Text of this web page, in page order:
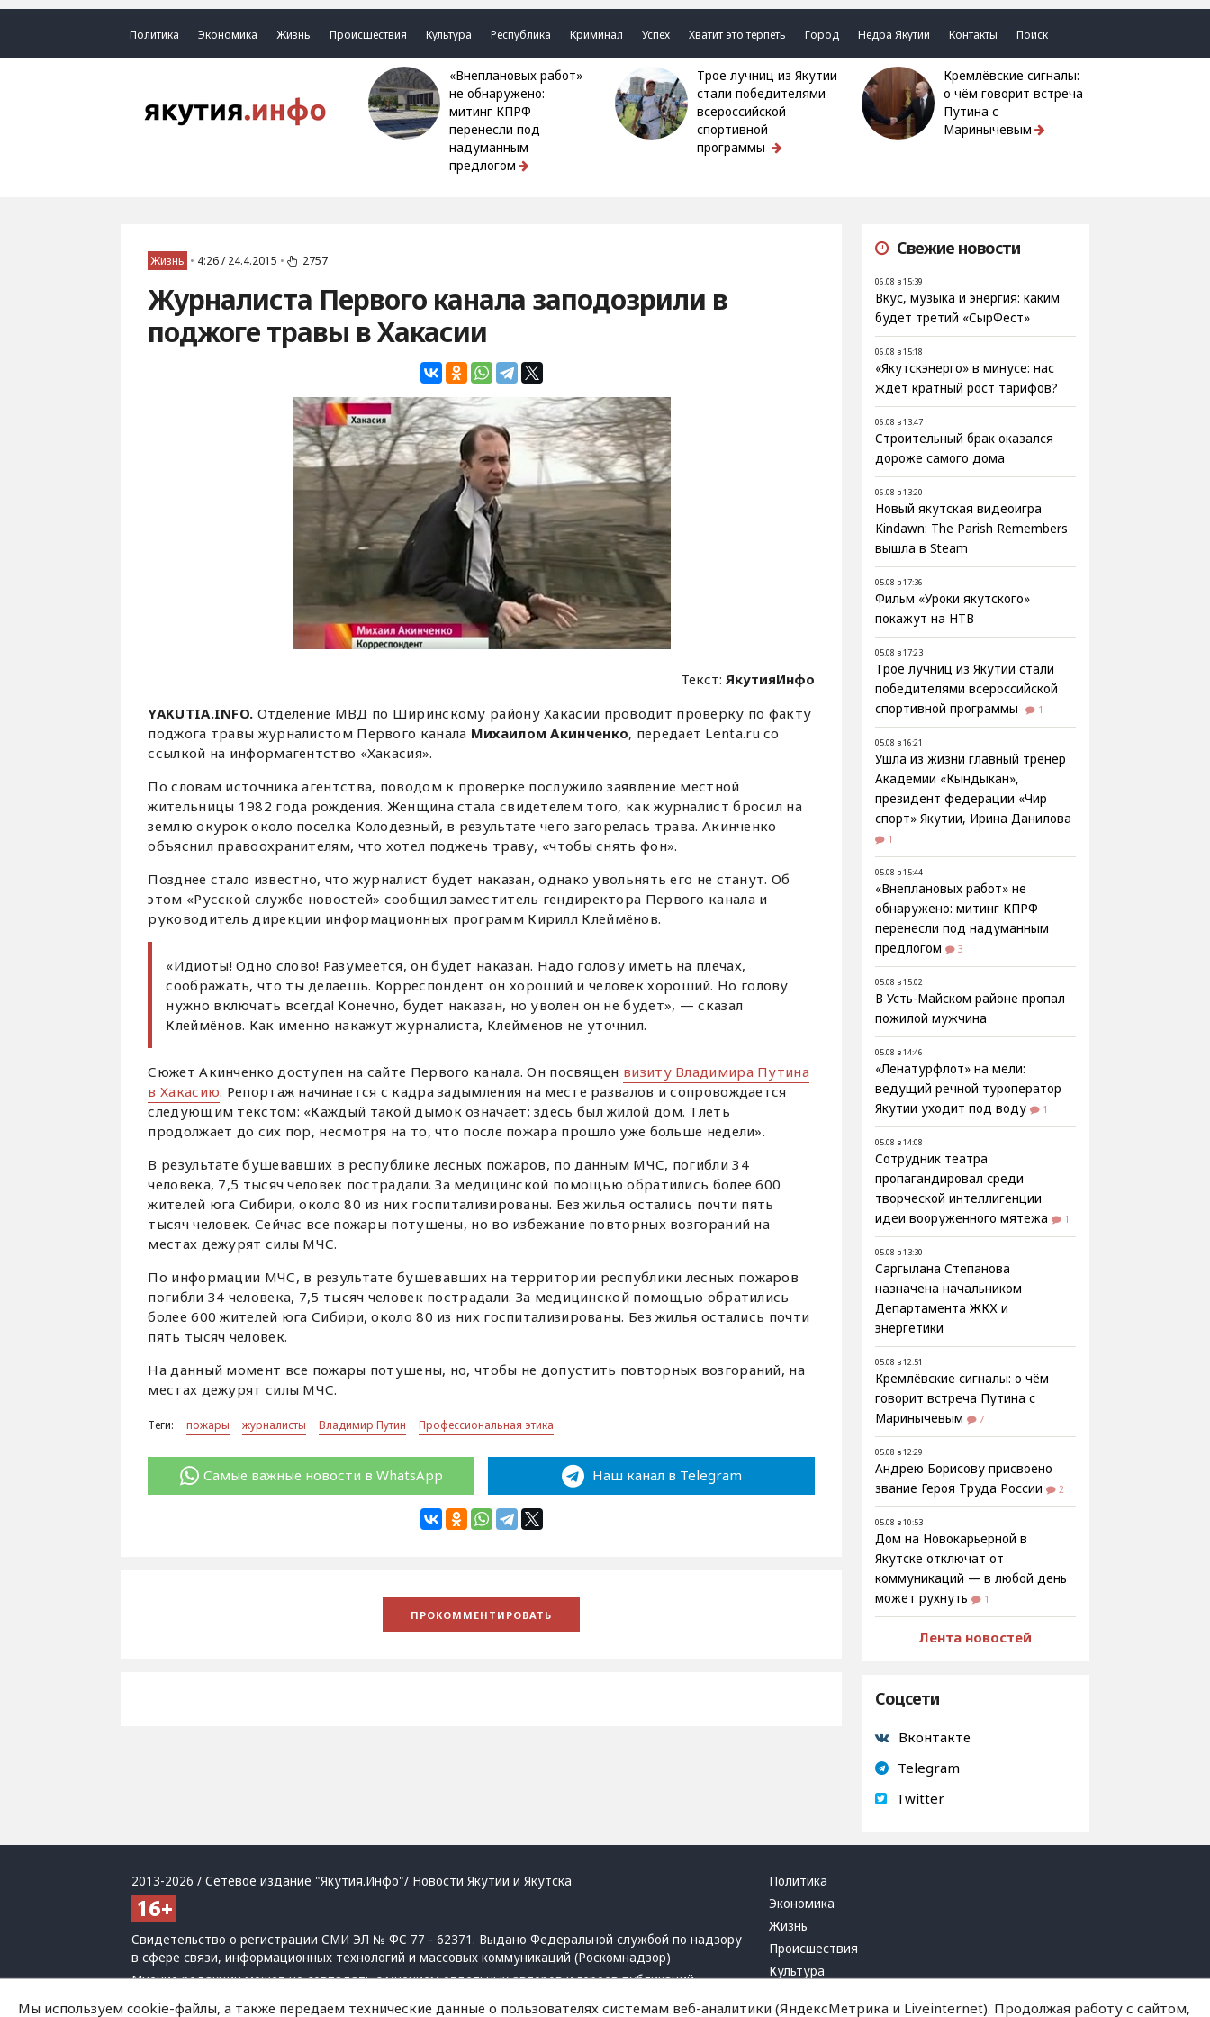
Политика Экономика Жизнь Происшествия Культура Республика Криминал Успех Хватит это терпеть Город Недра Якутии Контакты Поиск
«Внеплановых работ»
не обнаружено:
митинг КПРФ
перенесли под
надуманным
предлогом
Трое лучниц из Якутии
стали победителями
всероссийской
спортивной
программы
Кремлёвские сигналы:
о чём говорит встреча
Путина с
Маринычевым
Жизнь • 4:26 / 24.4.2015 • 2757
Журналиста Первого канала заподозрили в
поджоге травы в Хакасии
Текст:ЯкутияИнфо
YAKUTIA.INFO. Отделение МВД по Ширинскому району Хакасии проводит проверку по факту
поджога травы журналистом Первого канала Михаилом Акинченко, передает Lenta.ru со
ссылкой на информагентство «Хакасия».
По словам источника агентства, поводом к проверке послужило заявление местной
жительницы 1982 года рождения. Женщина стала свидетелем того, как журналист бросил на
землю окурок около поселка Колодезный, в результате чего загорелась трава. Акинченко
объяснил правоохранителям, что хотел поджечь траву, «чтобы снять фон».
Позднее стало известно, что журналист будет наказан, однако увольнять его не станут. Об
этом «Русской службе новостей» сообщил заместитель гендиректора Первого канала и
руководитель дирекции информационных программ Кирилл Клеймёнов.
«Идиоты! Одно слово! Разумеется, он будет наказан. Надо голову иметь на плечах,
соображать, что ты делаешь. Корреспондент он хороший и человек хороший. Но голову
нужно включать всегда! Конечно, будет наказан, но уволен он не будет», — сказал
Клеймёнов. Как именно накажут журналиста, Клейменов не уточнил.
Сюжет Акинченко доступен на сайте Первого канала. Он посвящен визиту Владимира Путина
в Хакасию. Репортаж начинается с кадра задымления на месте развалов и сопровождается
следующим текстом: «Каждый такой дымок означает: здесь был жилой дом. Тлеть
продолжает до сих пор, несмотря на то, что после пожара прошло уже больше недели».
В результате бушевавших в республике лесных пожаров, по данным МЧС, погибли 34
человека, 7,5 тысяч человек пострадали. За медицинской помощью обратились более 600
жителей юга Сибири, около 80 из них госпитализированы. Без жилья остались почти пять
тысяч человек. Сейчас все пожары потушены, но во избежание повторных возгораний на
местах дежурят силы МЧС.
По информации МЧС, в результате бушевавших на территории республики лесных пожаров
погибли 34 человека, 7,5 тысяч человек пострадали. За медицинской помощью обратились
более 600 жителей юга Сибири, около 80 из них госпитализированы. Без жилья остались почти
пять тысяч человек.
На данный момент все пожары потушены, но, чтобы не допустить повторных возгораний, на
местах дежурят силы МЧС.
Теги: пожары журналисты Владимир Путин Профессиональная этика
Самые важные новости в WhatsApp Наш канал в Telegram
Свежие новости
06.08 в 15:39
Вкус, музыка и энергия: каким
будет третий «СырФест»
06.08 в 15:18
«Якутскэнерго» в минусе: нас
ждёт кратный рост тарифов?
06.08 в 13:47
Строительный брак оказался
дороже самого дома
06.08 в 13:20
Новый якутская видеоигра
Kindawn: The Parish Remembers
вышла в Steam
05.08 в 17:36
Фильм «Уроки якутского»
покажут на НТВ
05.08 в 17:23
Трое лучниц из Якутии стали
победителями всероссийской
спортивной программы
1
05.08 в 16:21
Ушла из жизни главный тренер
Академии «Кындыкан»,
президент федерации «Чир
спорт» Якутии, Ирина Данилова
1
05.08 в 15:44
«Внеплановых работ» не
обнаружено: митинг КПРФ
перенесли под надуманным
предлогом
3
05.08 в 15:02
В Усть-Майском районе пропал
пожилой мужчина
05.08 в 14:46
«Ленатурфлот» на мели:
ведущий речной туроператор
Якутии уходит под воду
1
05.08 в 14:08
Сотрудник театра
пропагандировал среди
творческой интеллигенции
идеи вооруженного мятежа
1
05.08 в 13:30
Саргылана Степанова
назначена начальником
Департамента ЖКХ и
энергетики
05.08 в 12:51
Кремлёвские сигналы: о чём
говорит встреча Путина с
Маринычевым
7
05.08 в 12:29
Андрею Борисову присвоено
звание Героя Труда России
2
05.08 в 10:53
Дом на Новокарьерной в
Якутске отключат от
коммуникаций — в любой день
может рухнуть
1
Лента новостей
Соцсети
Вконтакте
Telegram
Twitter
2013-2026 / Сетевое издание "Якутия.Инфо"/ Новости Якутии и Якутска
Свидетельство о регистрации СМИ ЭЛ № ФС 77 - 62371. Выдано Федеральной службой по надзору
в сфере связи, информационных технологий и массовых коммуникаций (Роскомнадзор)
Мнение редакции может не совпадать с мнением отдельных авторов и героев публикаций.
При использовании материалов обязательна активная ссылка на сайт.
Политика
Экономика
Жизнь
Происшествия
Культура
Мы используем cookie-файлы, а также передаем технические данные о пользователях системам веб-аналитики (ЯндексМетрика и Liveinternet). Продолжая работу с сайтом,